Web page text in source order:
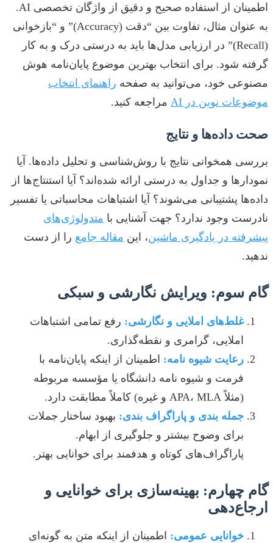
اطمینان از استفاده صحیح و دقیق از واژگان تخصصی AI.
به عنوان مثال، تفاوت بین “دقت (Accuracy)” و “بازخوانی
(Recall)” در ارزیابی مدل‌ها باید به درستی درک و به کار
گرفته شود. برای انتخاب بهترین موضوع پایان‌نامه هوش
مصنوعی خود، می‌توانید به صفحه راهنمای انتخاب
موضوعات نوین در AI
مراجعه کنید.
صحت داده‌ها و نتایج
بررسی همخوانی نتایج با روش‌شناسی و تحلیل داده‌ها. آیا
نمودارها و جداول به درستی ارائه شده‌اند؟ آیا استنتاج‌ها از
داده‌ها پشتیبانی می‌شوند؟ آیا اشتباهات محاسباتی یا تفسیر
نادرست وجود ندارد؟ جهت آشنایی با متدولوژی‌های
پیشرفته در یادگیری ماشین، این مقاله جامع را از دست
ندهید.
گام سوم: ویرایش نگارشی و سبکی
غلط‌های املایی و نگارشی: رفع تمامی اشتباهات
املایی، گرامری و نقطه‌گذاری.
رعایت شیوه نامه: اطمینان از اینکه پایان‌نامه با
فرمت و شیوه نامه دانشگاه یا مؤسسه مربوطه
(مثلاً APA، MLA و غیره) کاملاً مطابقت دارد.
جمله بندی و پاراگراف بندی: بهبود ساختار جملات
برای وضوح بیشتر و جلوگیری از ابهام.
پاراگراف‌های کوتاه و هدفمند برای خوانایی بهتر.
گام چهارم: بهینه‌سازی برای خوانایی و
ارجاع‌دهی
خوانایی عمومی: اطمینان از اینکه متن به گونه‌ای